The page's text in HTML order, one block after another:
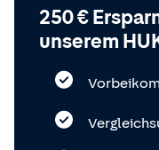
250 €
unserem